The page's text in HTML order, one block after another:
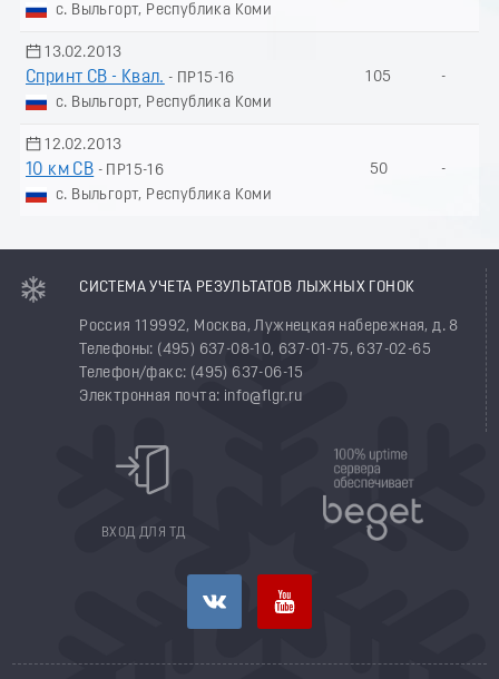
с. Выльгорт, Республика Коми
13.02.2013
Спринт СВ - Квал. - ПР15-16
с. Выльгорт, Республика Коми
105 -
12.02.2013
10 км СВ - ПР15-16
с. Выльгорт, Республика Коми
50 -
СИСТЕМА УЧЕТА РЕЗУЛЬТАТОВ ЛЫЖНЫХ ГОНОК
Россия 119992, Москва, Лужнецкая набережная, д. 8
Телефоны: (495) 637-08-10, 637-01-75, 637-02-65
Телефон/факс: (495) 637-06-15
Электронная почта: info@flgr.ru
ВХОД ДЛЯ ТД